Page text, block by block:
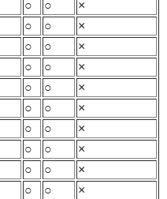
○ ○
×
○ ○
×
○ ○
×
○ ○
×
○ ○
×
○ ○
×
○ ○
×
○ ○
×
○ ○
×
○ ○
×